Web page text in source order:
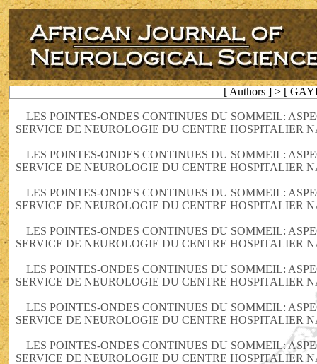
[ Authors ] > [
LES POINTES-ONDES CONTINUES DU SOMMEIL:
SERVICE DE NEUROLOGIE DU CENTRE HOSPITALIER
LES POINTES-ONDES CONTINUES DU SOMMEIL:
SERVICE DE NEUROLOGIE DU CENTRE HOSPITALIER
LES POINTES-ONDES CONTINUES DU SOMMEIL:
SERVICE DE NEUROLOGIE DU CENTRE HOSPITALIER
LES POINTES-ONDES CONTINUES DU SOMMEIL:
SERVICE DE NEUROLOGIE DU CENTRE HOSPITALIER
LES POINTES-ONDES CONTINUES DU SOMMEIL:
SERVICE DE NEUROLOGIE DU CENTRE HOSPITALIER
LES POINTES-ONDES CONTINUES DU SOMMEIL:
SERVICE DE NEUROLOGIE DU CENTRE HOSPITALIER
LES POINTES-ONDES CONTINUES DU SOMMEIL:
SERVICE DE NEUROLOGIE DU CENTRE HOSPITALIER